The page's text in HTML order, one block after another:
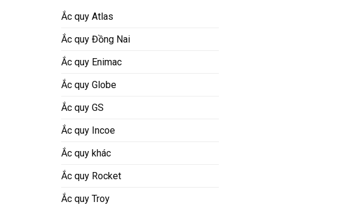
Ắc quy Atlas
Ắc quy Đồng Nai
Ắc quy Enimac
Ắc quy Globe
Ắc quy GS
Ắc quy Incoe
Ắc quy khác
Ắc quy Rocket
Ắc quy Troy